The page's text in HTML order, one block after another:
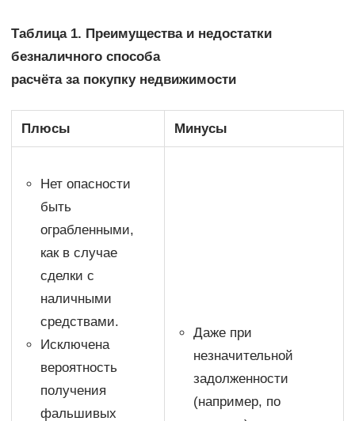
Таблица 1. Преимущества и недостатки
безналичного способа
расчёта за покупку недвижимости
Плюсы Минусы
Нет опасности
быть
ограбленными,
как в случае
сделки с
наличными
средствами.
Исключена
вероятность
получения
фальшивых
Даже при
незначительной
задолженности
(например, по